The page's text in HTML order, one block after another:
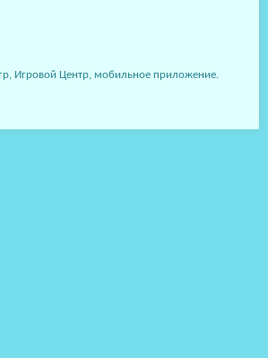
Игровой Центр, мобильное приложение.